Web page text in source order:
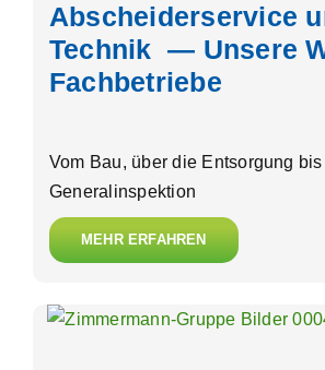
Abscheiderservice
Technik — Unsere
Fachbetriebe
Vom Bau, über die Entsorgung bis
Generalinspektion
MEHR ERFAHREN